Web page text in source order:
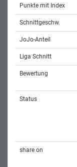
Punkte mit Index
Schnittgeschw.
JoJo-Anteil
Liga Schnitt
Bewertung
Status
share on